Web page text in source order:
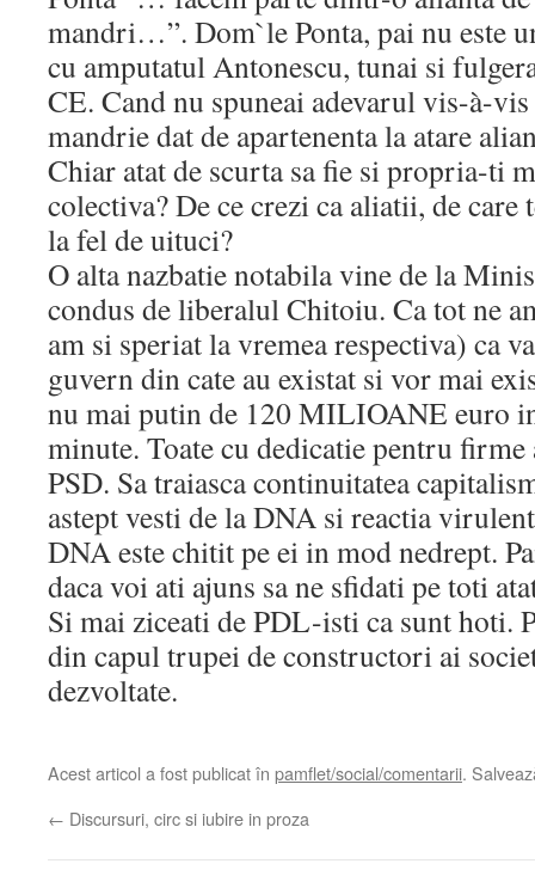
mandri…”. Dom`le Ponta, pai nu este
cu amputatul Antonescu, tunai si
CE. Cand nu spuneai adevarul vis-à-
mandrie dat de apartenenta la atare
Chiar atat de scurta sa fie si propria-ti
colectiva? De ce crezi ca aliatii, de
la fel de uituci?
O alta nazbatie notabila vine de la
condus de liberalul Chitoiu. Ca tot ne
am si speriat la vremea respectiva) ca
guvern din cate au existat si vor mai
nu mai putin de 120 MILIOANE euro
minute. Toate cu dedicatie pentru
PSD. Sa traiasca continuitatea
astept vesti de la DNA si reactia
DNA este chitit pe ei in mod nedrept.
daca voi ati ajuns sa ne sfidati pe toti
Si mai ziceati de PDL-isti ca sunt hoti.
din capul trupei de constructori ai
dezvoltate.
Acest articol a fost publicat în pamflet/social/comentarii.
← Discursuri, circ si iubire in proza